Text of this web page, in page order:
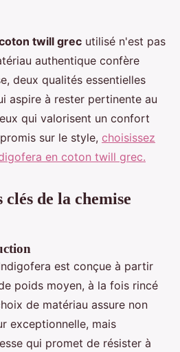
twill grec utilisé n'est pas
authentique confère
deux qualités essentielles
aspire à rester pertinente au
qui valorisent un confort
sur le style, choisissez
en coton twill grec.
de la chemise
est conçue à partir
poids moyen, à la fois rincé
de matériau assure non
exceptionnelle, mais
qui promet de résister à